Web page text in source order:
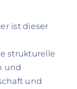
ist dieser
strukturelle
und
und